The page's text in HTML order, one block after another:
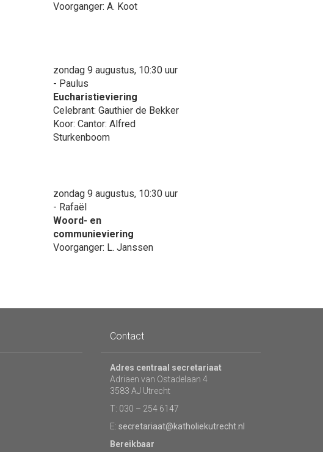
Voorganger: A. Koot
zondag 9 augustus, 10:30 uur
- Paulus
Eucharistieviering
Celebrant: Gauthier de Bekker
Koor: Cantor: Alfred
Sturkenboom
zondag 9 augustus, 10:30 uur
- Rafaël
Woord- en
communieviering
Voorganger: L. Janssen
Contact
Adres centraal secretariaat
Adriaen van Ostadelaan 4
3583 AJ Utrecht
T: 030 – 254 6147
E: secretariaat@katholiekutrecht.nl
Bereikbaar